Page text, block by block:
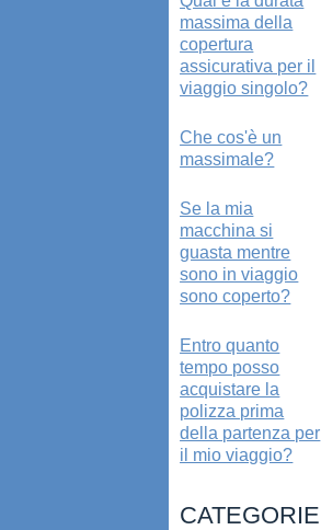
massima della
copertura
assicurativa per il
viaggio singolo?
Che cos'è un
massimale?
Se la mia
macchina si
guasta mentre
sono in viaggio
sono coperto?
Entro quanto
tempo posso
acquistare la
polizza prima
della partenza per
il mio viaggio?
CATEGORIE